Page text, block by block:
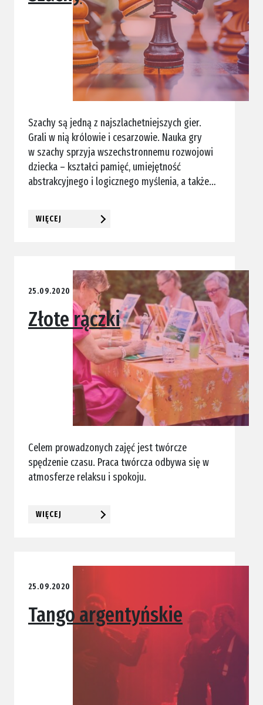
Szachy są jedną z najszlachetniejszych gier.
Grali w nią królowie i cesarzowie. Nauka gry
w szachy sprzyja wszechstronnemu rozwojowi
dziecka – kształci pamięć, umiejętność
abstrakcyjnego i logicznego myślenia, a także…
WIĘCEJ
25.09.2020
Złote rączki
Celem prowadzonych zajęć jest twórcze
spędzenie czasu. Praca twórcza odbywa się w
atmosferze relaksu i spokoju.
WIĘCEJ
25.09.2020
Tango argentyńskie